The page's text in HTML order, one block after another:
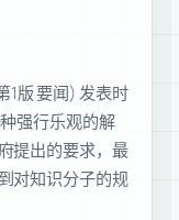
1版 要闻) 发表时
强行乐观的解
提出的要求，最
对知识分子的规